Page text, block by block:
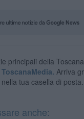
principali della
Arriva
tua casella di posta.
anche: